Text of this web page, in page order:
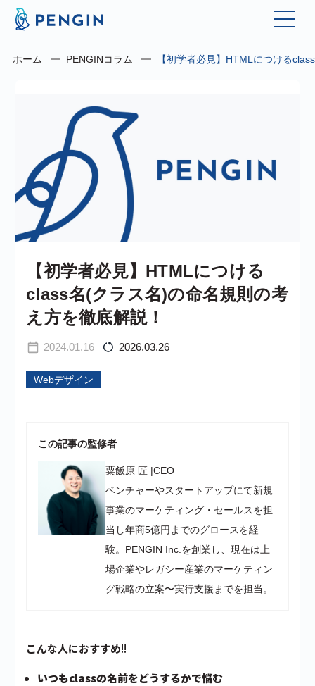
ホーム PENGINコラム 【初学者必見】HTMLにつける
2024.01.16 2026.03.26
Webデザイン
【初学者必見】HTMLにつける
class名(クラス名)の命名規則の考
え方を徹底解説！
この記事の監修者
粟飯原 匠 |CEO
ベンチャーやスタートアップにて新規
事業のマーケティング・セールスを担
当し年商5億円までのグロースを経
験。PENGIN Inc.を創業し、現在は上
場企業やレガシー産業のマーケティン
グ戦略の立案〜実行支援までを担当。
こんな人におすすめ!!
いつもclassの名前をどうするかで悩む